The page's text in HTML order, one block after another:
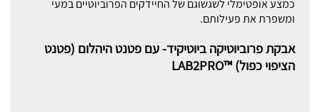
כמצע אופטימלי לשגשוגם של החיידקים הפרוביוטיים במעי
ומשפרת את פעילותם.
אבקת פרוביוטיקה ביוטיקיד- עם פטנט היהלום (פטנט
הציפוי כפול) ™LAB2PRO